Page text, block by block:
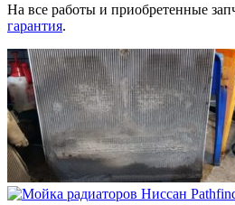
На все работы и приобретенные
гарантия.